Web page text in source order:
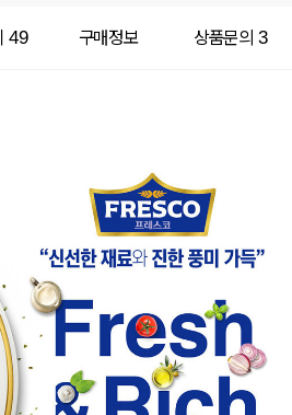
49 구매정보 상품문의3